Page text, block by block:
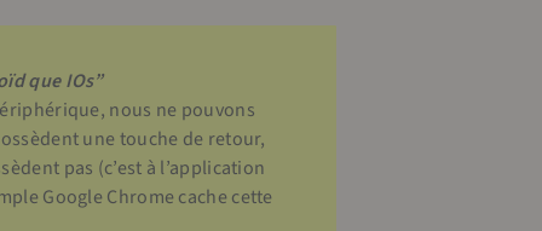
que IOs”
nous ne pouvons
une touche de retour,
pas (c’est à l’application
Google Chrome cache cette